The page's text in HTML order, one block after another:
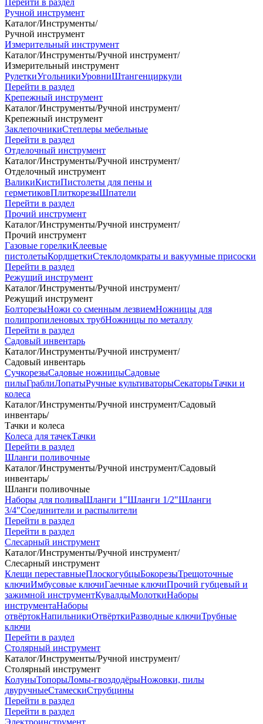
Перейти в раздел
Ручной инструмент
Каталог/Инструменты/
Ручной инструмент
Измерительный инструмент
Каталог/Инструменты/Ручной инструмент/
Измерительный инструмент
РулеткиУгольникиУровниШтангенциркули
Перейти в раздел
Крепежный инструмент
Каталог/Инструменты/Ручной инструмент/
Крепежный инструмент
ЗаклепочникиСтеплеры мебельные
Перейти в раздел
Отделочный инструмент
Каталог/Инструменты/Ручной инструмент/
Отделочный инструмент
ВаликиКистиПистолеты для пены и
герметиковПлиткорезыШпатели
Перейти в раздел
Прочий инструмент
Каталог/Инструменты/Ручной инструмент/
Прочий инструмент
Газовые горелкиКлеевые
пистолетыКордщеткиСтеклодомкраты и вакуумные присоски
Перейти в раздел
Режущий инструмент
Каталог/Инструменты/Ручной инструмент/
Режущий инструмент
БолторезыНожи со сменным лезвиемНожницы для
полипропиленовых трубНожницы по металлу
Перейти в раздел
Садовый инвентарь
Каталог/Инструменты/Ручной инструмент/
Садовый инвентарь
СучкорезыСадовые ножницыСадовые
пилыГраблиЛопатыРучные культиваторыСекаторыТачки и
колеса
Каталог/Инструменты/Ручной инструмент/Садовый
инвентарь/
Тачки и колеса
Колеса для тачекТачки
Перейти в раздел
Шланги поливочные
Каталог/Инструменты/Ручной инструмент/Садовый
инвентарь/
Шланги поливочные
Наборы для поливаШланги 1"Шланги 1/2"Шланги
3/4"Соединители и распылители
Перейти в раздел
Перейти в раздел
Слесарный инструмент
Каталог/Инструменты/Ручной инструмент/
Слесарный инструмент
Клещи переставныеПлоскогубцыБокорезыТрещоточные
ключиИмбусовые ключиГаечные ключиПрочий губцевый и
зажимной инструментКувалдыМолоткиНаборы
инструментаНаборы
отвёртокНапильникиОтвёрткиРазводные ключиТрубные
ключи
Перейти в раздел
Столярный инструмент
Каталог/Инструменты/Ручной инструмент/
Столярный инструмент
КолуныТопорыЛомы-гвоздодёрыНожовки, пилы
двуручныеСтамескиСтрубцины
Перейти в раздел
Перейти в раздел
Электроинструмент